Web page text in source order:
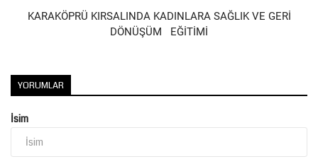
KARAKÖPRÜ KIRSALINDA KADINLARA SAĞLIK VE GERİ
DÖNÜŞÜM EĞİTİMİ
YORUMLAR
İsim